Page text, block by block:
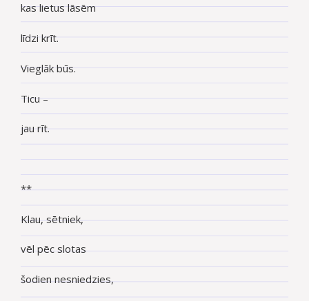
kas lietus lāsēm
līdzi krīt.
Vieglāk būs.
Ticu –
jau rīt.
**
Klau, sētniek,
vēl pēc slotas
šodien nesniedzies,